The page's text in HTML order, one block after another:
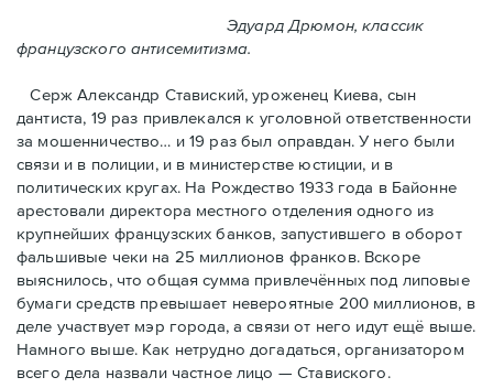
Эдуард Дрюмон, классик
французского антисемитизма.
Серж Александр Ставиский, уроженец Киева, сын
дантиста, 19 раз привлекался к уголовной ответственности
за мошенничество… и 19 раз был оправдан. У него были
связи и в полиции, и в министерстве юстиции, и в
политических кругах. На Рождество 1933 года в Байoнне
арестовали директора местного отделения одного из
крупнейших французских банков, запустившего в оборот
фальшивые чеки на 25 миллионов франков. Вскоре
выяснилось, что общая сумма привлечённых под липовые
бумаги средств превышает невероятные 200 миллионов, в
деле участвует мэр города, a связи от него идут ещё выше.
Намного выше. Как нетрудно догадаться, организатором
всего дела назвали частное лицо — Ставиского.